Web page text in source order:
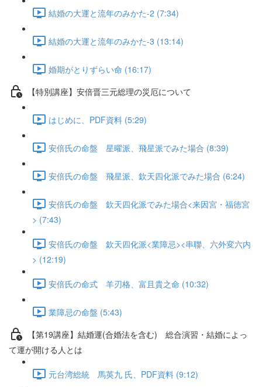
結婚の大運と流年のみかた-2 (7:34)
結婚の大運と流年のみかた-3 (13:14)
婚期がとりずらい命 (16:17)
【特別講座】安倍晋三元総理の災厄について
はじめに、PDF資料 (5:29)
安倍氏の命盤 星曜派、飛星派でみた場合 (8:39)
安倍氏の命盤 飛星派、欽天四化派でみた場合 (6:24)
安倍氏の命盤 欽天四化派でみた場合<来因宮・福徳宮
> (7:43)
安倍氏の命盤 欽天四化派<業障忌><串聯、六外変六内
> (12:19)
安倍氏の命式 羊刃格、富且貴之命 (10:32)
業障忌の命盤 (5:43)
【第19講座】結婚運(合婚法を含む) 総合演習・結婚によっ
て運が開ける人とは
元台湾総統 馬英九 氏、PDF資料 (9:12)